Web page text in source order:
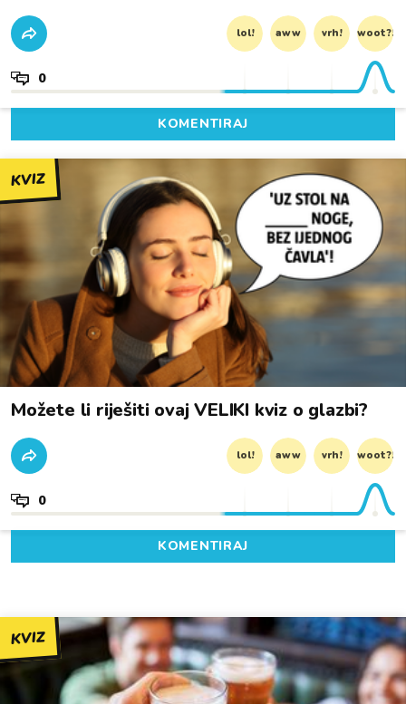
lol! aww vrh! woot?!
0
KOMENTIRAJ
KVIZ
Možete li riješiti ovaj VELIKI kviz o glazbi?
lol! aww vrh! woot?!
0
KOMENTIRAJ
KVIZ